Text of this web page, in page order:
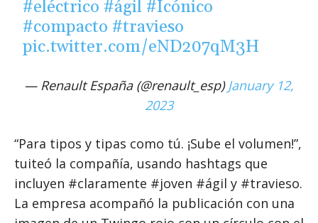
#eléctrico #ágil #Icónico
#compacto #travieso
pic.twitter.com/eND207qM3H
— Renault España (@renault_esp)January 12,
2023
“Para tipos y tipas como tú. ¡Sube el volumen!”,
tuiteó la compañía, usando hashtags que
incluyen #claramente #joven #ágil y #travieso.
La empresa acompañó la publicación con una